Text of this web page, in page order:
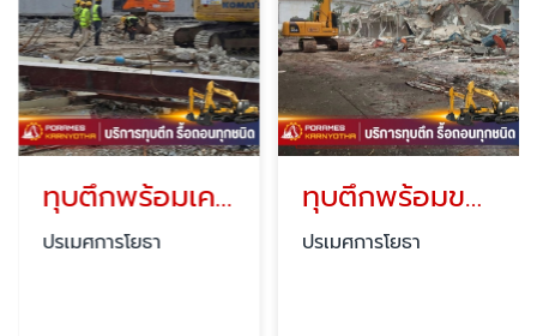
ทุบตึกพร้อมเคลียร์พื้นที่ ปทุมธานี
ปรเมศการโยธา
ทุบตึกพร้อมขนย้ายเศษวัสดุ ปทุมธานี
ปรเมศการโยธา